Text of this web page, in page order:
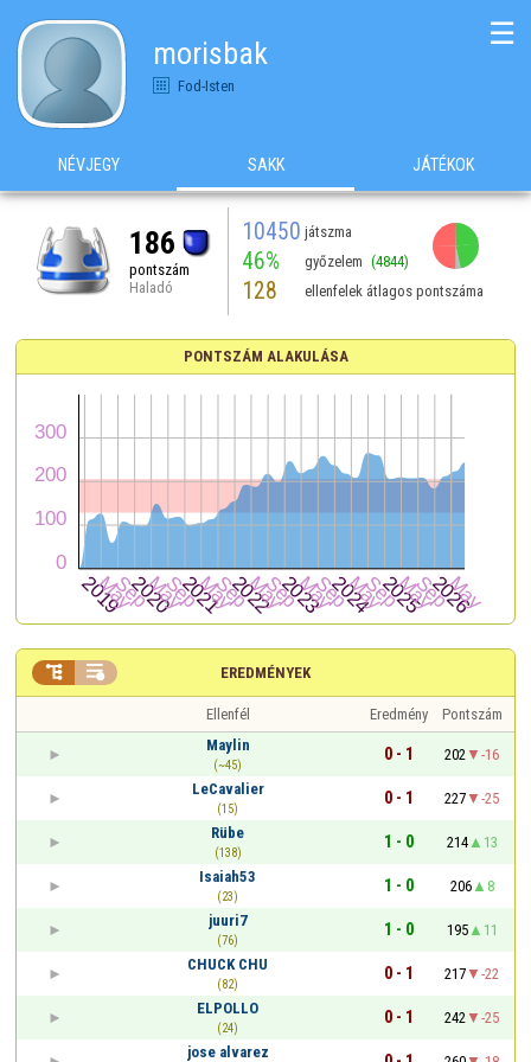
morisbak
Fod-Isten
☰
NÉVJEGY SAKK JÁTÉKOK
186
pontszám
Haladó
10450 játszma
46% győzelem (4844)
128 ellenfelek átlagos pontszáma
PONTSZÁM ALAKULÁSA
EREDMÉNYEK
 
Ellenfél Eredmény
Pontszám
Maylin
(~45)
0 - 1 202
-16
LeCavalier
(15)
0 - 1 227
-25
Rübe
(138)
1 - 0 214
13
Isaiah53
(23)
1 - 0 206
8
juuri7
(76)
1 - 0 195
11
CHUCK CHU
(82)
0 - 1 217
-22
ELPOLLO
(24)
0 - 1 242
-25
jose alvarez